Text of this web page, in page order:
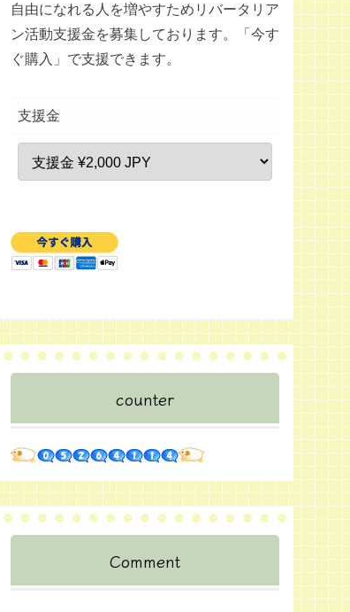
自由になれる人を増やすためリバータリア
ン活動支援金を募集しております。「今す
ぐ購入」で支援できます。
支援金
counter
Comment